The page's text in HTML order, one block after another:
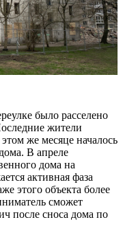
было расселено
жители
же месяце началось
В апреле
дома на
активная фаза
этого объекта более
сможет
после сноса дома по